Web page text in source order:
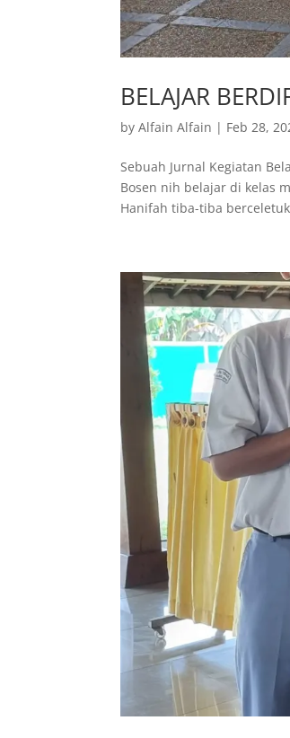
BELAJAR
byAlfain Alfain | Feb 28,
Sebuah Jurnal Kegiatan
Bosen nih belajar di kelas
Hanifah tiba-tiba